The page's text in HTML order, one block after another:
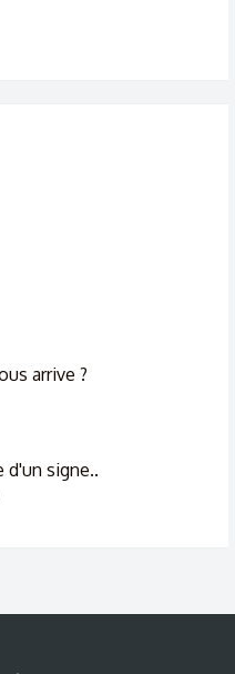
arrive ?
d'un signe..